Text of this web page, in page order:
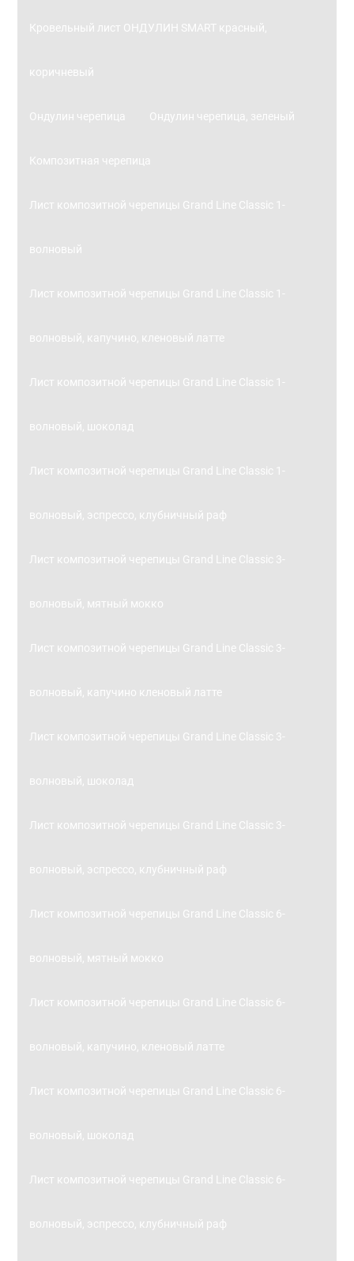
Кровельный лист ОНДУЛИН SMART красный,
коричневый
Ондулин черепица Ондулин черепица, зеленый
Композитная черепица
Лист композитной черепицы Grand Line Classic 1-
волновый
Лист композитной черепицы Grand Line Classic 1-
волновый, капучино, кленовый латте
Лист композитной черепицы Grand Line Classic 1-
волновый, шоколад
Лист композитной черепицы Grand Line Classic 1-
волновый, эспрессо, клубничный раф
Лист композитной черепицы Grand Line Classic 3-
волновый, мятный мокко
Лист композитной черепицы Grand Line Classic 3-
волновый, капучино кленовый латте
Лист композитной черепицы Grand Line Classic 3-
волновый, шоколад
Лист композитной черепицы Grand Line Classic 3-
волновый, эспрессо, клубничный раф
Лист композитной черепицы Grand Line Classic 6-
волновый, мятный мокко
Лист композитной черепицы Grand Line Classic 6-
волновый, капучино, кленовый латте
Лист композитной черепицы Grand Line Classic 6-
волновый, шоколад
Лист композитной черепицы Grand Line Classic 6-
волновый, эспрессо, клубничный раф